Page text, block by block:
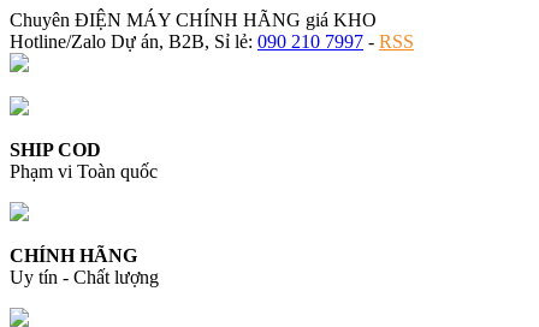
Chuyên ĐIỆN MÁY CHÍNH HÃNG giá KHO
Hotline/Zalo Dự án, B2B, Sỉ lẻ: 090 210 7997 - RSS
SHIP COD
Phạm vi Toàn quốc
CHÍNH HÃNG
Uy tín - Chất lượng